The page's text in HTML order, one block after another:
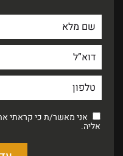
אני מאשר/ת כי קראתי את
אליה.